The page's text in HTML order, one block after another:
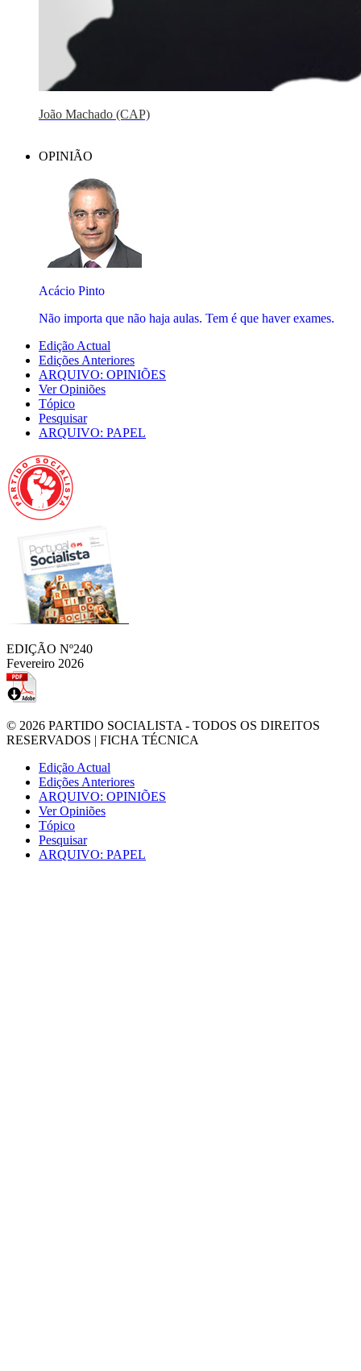
João Machado (CAP)
OPINIÃO
Acácio Pinto
Não importa que não haja aulas. Tem é que haver exames.
Edição Actual
Edições Anteriores
ARQUIVO: OPINIÕES
Ver Opiniões
Tópico
Pesquisar
ARQUIVO: PAPEL
EDIÇÃO Nº240
Fevereiro 2026
© 2026 PARTIDO SOCIALISTA - TODOS OS DIREITOS
RESERVADOS | FICHA TÉCNICA
Edição Actual
Edições Anteriores
ARQUIVO: OPINIÕES
Ver Opiniões
Tópico
Pesquisar
ARQUIVO: PAPEL